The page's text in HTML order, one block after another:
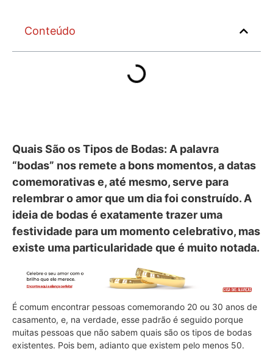
Conteúdo
Quais São os Tipos de Bodas: A palavra
“bodas” nos remete a bons momentos, a datas
comemorativas e, até mesmo, serve para
relembrar o amor que um dia foi construído. A
ideia de bodas é exatamente trazer uma
festividade para um momento celebrativo, mas
existe uma particularidade que é muito notada.
É comum encontrar pessoas comemorando 20 ou 30 anos de
casamento, e, na verdade, esse padrão é seguido porque
muitas pessoas que não sabem quais são os tipos de bodas
existentes. Pois bem, adianto que existem pelo menos 50.